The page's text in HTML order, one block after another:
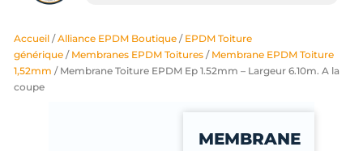
o
k
-
n
Accueil/Alliance EPDM Boutique/ EPDM Toiture
générique/ Membranes EPDM Toitures/ Membrane EPDM Toiture
1,52mm / Membrane Toiture EPDM Ep 1.52mm – Largeur 6.10m. A la
coupe
MEMBRANE